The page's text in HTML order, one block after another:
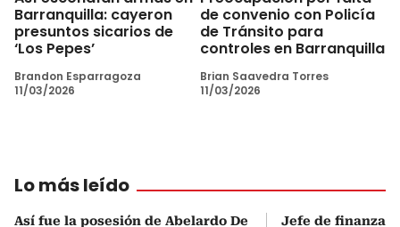
Barranquilla: cayeron
presuntos sicarios de
‘Los Pepes’
Brandon Esparragoza
11/03/2026
de convenio con Policía
de Tránsito para
controles en Barranquilla
Brian Saavedra Torres
11/03/2026
Lo más leído
Así fue la posesión de Abelardo De
Jefe de finanzas